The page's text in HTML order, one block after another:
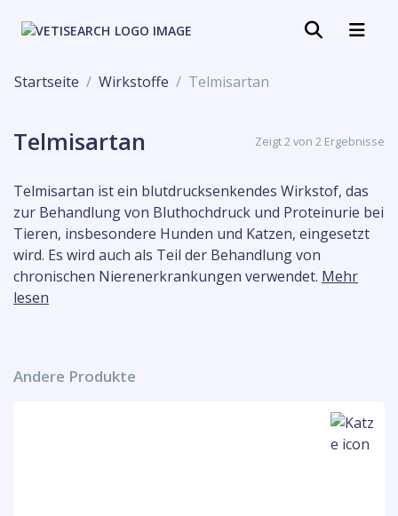
Startseite Wirkstoffe Telmisartan
Telmisartan Zeigt 2 von 2 Ergebnisse
Telmisartan ist ein blutdrucksenkendes Wirkstof, das
zur Behandlung von Bluthochdruck und Proteinurie bei
Tieren, insbesondere Hunden und Katzen, eingesetzt
wird. Es wird auch als Teil der Behandlung von
chronischen Nierenerkrankungen verwendet. Mehr
lesen
Andere Produkte